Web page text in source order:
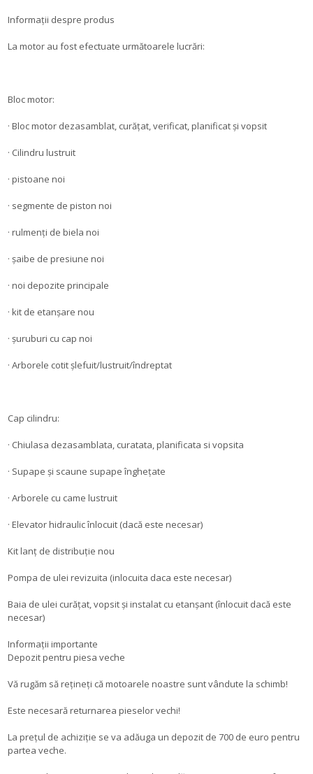
Informații despre produs
La motor au fost efectuate următoarele lucrări:
Bloc motor:
· Bloc motor dezasamblat, curățat, verificat, planificat și vopsit
· Cilindru lustruit
· pistoane noi
· segmente de piston noi
· rulmenți de biela noi
· şaibe de presiune noi
· noi depozite principale
· kit de etanșare nou
· șuruburi cu cap noi
· Arborele cotit șlefuit/lustruit/îndreptat
Cap cilindru:
· Chiulasa dezasamblata, curatata, planificata si vopsita
· Supape și scaune supape înghețate
· Arborele cu came lustruit
· Elevator hidraulic înlocuit (dacă este necesar)
Kit lanț de distribuție nou
Pompa de ulei revizuita (inlocuita daca este necesar)
Baia de ulei curățat, vopsit și instalat cu etanșant (înlocuit dacă este
necesar)
Informații importante
Depozit pentru piesa veche
Vă rugăm să rețineți că motoarele noastre sunt vândute la schimb!
Este necesară returnarea pieselor vechi!
La prețul de achiziție se va adăuga un depozit de 700 de euro pentru
partea veche.